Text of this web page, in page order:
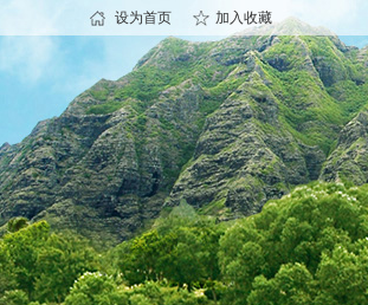
设为首页 加入收藏